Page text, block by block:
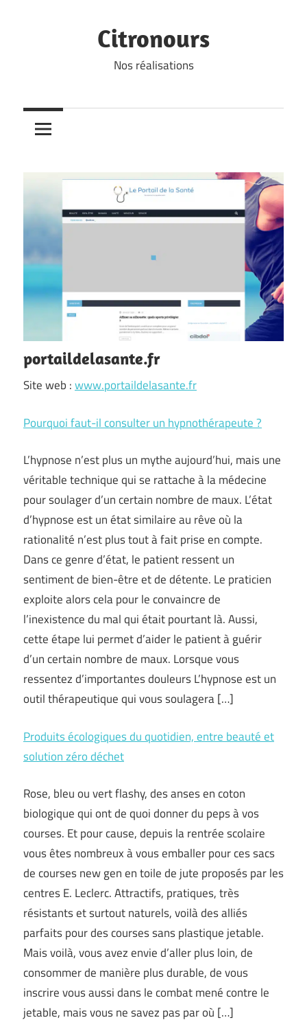
Citronours
Nos réalisations
portaildelasante.fr
Site web :www.portaildelasante.fr
Pourquoi faut-il consulter un hypnothérapeute ?
L’hypnose n’est plus un mythe aujourd’hui, mais une
véritable technique qui se rattache à la médecine
pour soulager d’un certain nombre de maux. L’état
d’hypnose est un état similaire au rêve où la
rationalité n’est plus tout à fait prise en compte.
Dans ce genre d’état, le patient ressent un
sentiment de bien-être et de détente. Le praticien
exploite alors cela pour le convaincre de
l’inexistence du mal qui était pourtant là. Aussi,
cette étape lui permet d’aider le patient à guérir
d’un certain nombre de maux. Lorsque vous
ressentez d’importantes douleurs L’hypnose est un
outil thérapeutique qui vous soulagera […]
Produits écologiques du quotidien, entre beauté et
solution zéro déchet
Rose, bleu ou vert flashy, des anses en coton
biologique qui ont de quoi donner du peps à vos
courses. Et pour cause, depuis la rentrée scolaire
vous êtes nombreux à vous emballer pour ces sacs
de courses new gen en toile de jute proposés par les
centres E. Leclerc. Attractifs, pratiques, très
résistants et surtout naturels, voilà des alliés
parfaits pour des courses sans plastique jetable.
Mais voilà, vous avez envie d’aller plus loin, de
consommer de manière plus durable, de vous
inscrire vous aussi dans le combat mené contre le
jetable, mais vous ne savez pas par où […]